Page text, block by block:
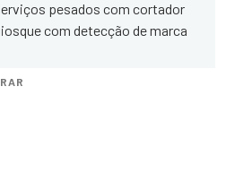
pesados com cortador
com detecção de marca